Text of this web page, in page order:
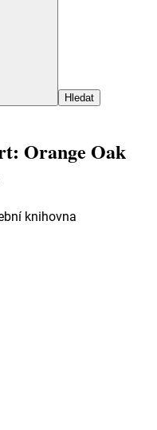
Orange Oak
knihovna